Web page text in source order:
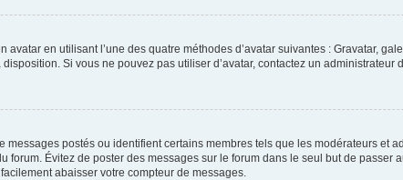
en utilisant l’une des quatre méthodes d’avatar suivantes : Gravatar,
Si vous ne pouvez pas utiliser d’avatar, contactez un administrateur
postés ou identifient certains membres tels que les modérateurs et
forum. Évitez de poster des messages sur le forum dans le seul but de passer
abaisser votre compteur de messages.